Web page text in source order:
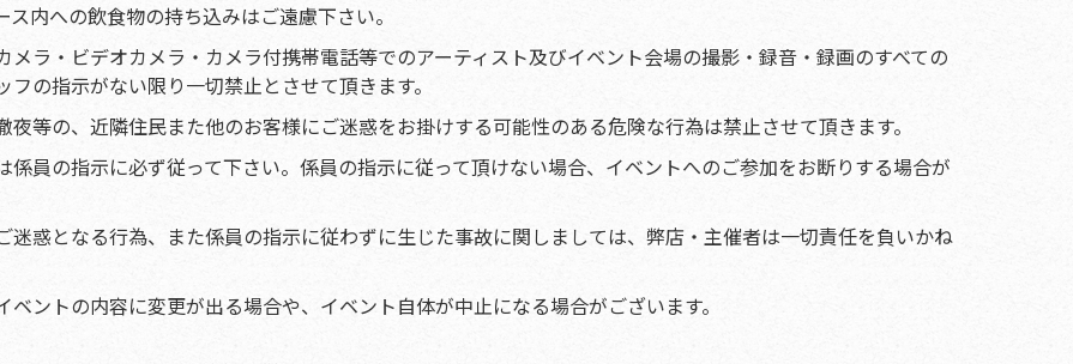
ス内への飲食物の持ち込みはご遠慮下さい。
メラ・ビデオカメラ・カメラ付携帯電話等でのアーティスト及びイベント会場の撮影・録音・録画のすべての
フの指示がない限り一切禁止とさせて頂きます。
夜等の、近隣住民また他のお客様にご迷惑をお掛けする可能性のある危険な行為は禁止させて頂きます。
係員の指示に必ず従って下さい。係員の指示に従って頂けない場合、イベントへのご参加をお断りする場合が
迷惑となる行為、また係員の指示に従わずに生じた事故に関しましては、弊店・主催者は一切責任を負いかね
ベントの内容に変更が出る場合や、イベント自体が中止になる場合がございます。